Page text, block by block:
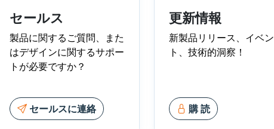
セールス
製品に関するご質問、また
はデザインに関するサポー
トが必要ですか？
セールスに連絡
更新情報
新製品リリース、イベン
ト、技術的洞察！
購 読